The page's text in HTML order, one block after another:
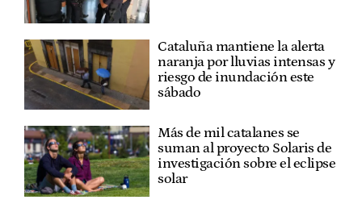
Cataluña mantiene la alerta
naranja por lluvias intensas y
riesgo de inundación este
sábado
Más de mil catalanes se
suman al proyecto Solaris de
investigación sobre el eclipse
solar